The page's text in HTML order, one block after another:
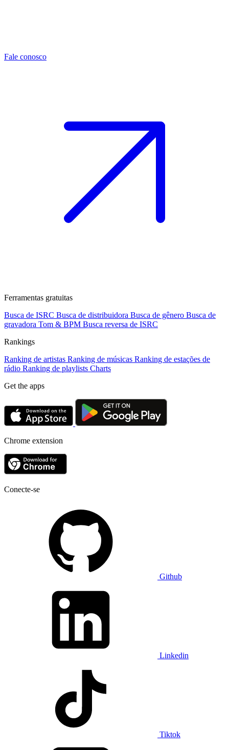
Fale conosco
Ferramentas gratuitas
Busca de ISRC Busca de distribuidora Busca de gênero Busca de
gravadora Tom & BPM Busca reversa de ISRC
Rankings
Ranking de artistas Ranking de músicas Ranking de estações de
rádio Ranking de playlists Charts
Get the apps
Chrome extension
Conecte-se
Github
Linkedin
Tiktok